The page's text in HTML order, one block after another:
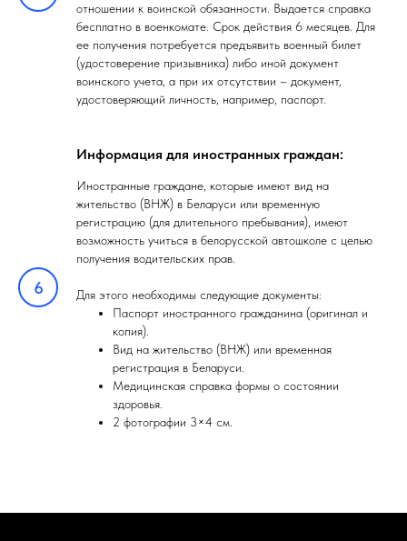
отношении к воинской обязанности. Выдается справка
бесплатно в военкомате. Срок действия 6 месяцев. Для
ее получения потребуется предъявить военный билет
(удостоверение призывника) либо иной документ
воинского учета, а при их отсутствии – документ,
удостоверяющий личность, например, паспорт.
Информация для иностранных граждан:
Иностранные граждане, которые имеют вид на
жительство (ВНЖ) в Беларуси или временную
регистрацию (для длительного пребывания), имеют
возможность учиться в белорусской автошколе с целью
получения водительских прав.
Для этого необходимы следующие документы:
Паспорт иностранного гражданина (оригинал и
копия).
Вид на жительство (ВНЖ) или временная
регистрация в Беларуси.
Медицинская справка формы о состоянии
здоровья.
2 фотографии 3×4 см.